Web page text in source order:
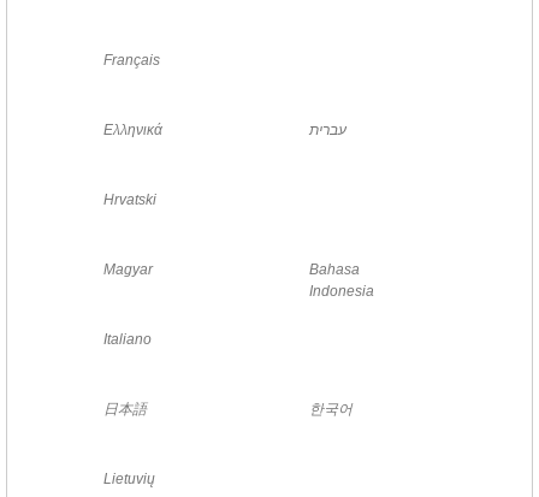
Français
Ελληνικά עברית
Hrvatski
Magyar
Bahasa
Indonesia
Italiano
日本語 한국어
Lietuvių